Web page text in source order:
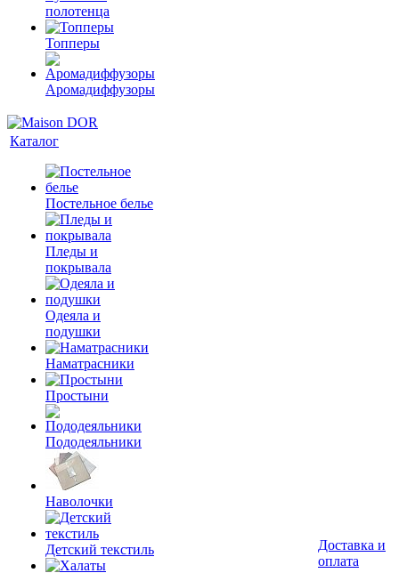
полотенца
Топперы
Аромадиффузоры
Каталог
Постельное белье
Пледы и
покрывала
Одеяла и
подушки
Наматрасники
Простыни
Пододеяльники
Наволочки
Детский текстиль
Доставка и
оплата